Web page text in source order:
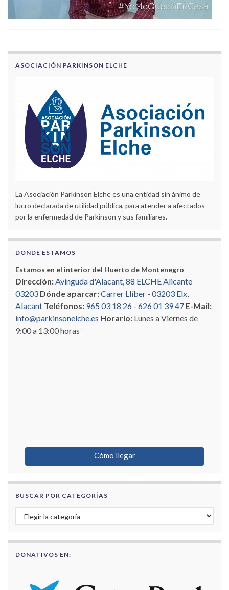
ASOCIACIÓN PARKINSON ELCHE
La Asociación Parkinson Elche es una entidad sin ánimo de
lucro declarada de utilidad pública, para atender a afectados
por la enfermedad de Parkinson y sus familiares.
DONDE ESTAMOS
Estamos en el interior del Huerto de Montenegro
Dirección:Avinguda d'Alacant, 88 ELCHE Alicante
03203 Dónde aparcar:Carrer Llíber - 03203 Elx,
Alacant Teléfonos: 965 03 18 26 - 626 01 39 47 E-Mail:
info@parkinsonelche.es Horario: Lunes a Viernes de
9:00 a 13:00 horas
Cómo llegar
BUSCAR POR CATEGORÍAS
Buscar por categorías
DONATIVOS EN: